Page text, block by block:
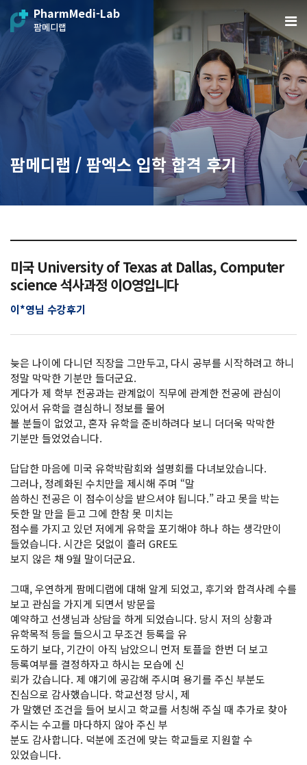
PharmMedi-Lab
팜메디랩
팜메디랩 / 팜엑스 입학 합격 후기
미국 University of Texas at Dallas, Computer
science 석사과정 이O영입니다
이*영님 수강후기
늦은 나이에 다니던 직장을 그만두고, 다시 공부를 시작하려고 하니
정말 막막한 기분만 들더군요.
게다가 제 학부 전공과는 관계없이 직무에 관계한 전공에 관심이
있어서 유학을 결심하니 정보를 물어
볼 분들이 없었고, 혼자 유학을 준비하려다 보니 더더욱 막막한
기분만 들었었습니다.
답답한 마음에 미국 유학박람회와 설명회를 다녀보았습니다.
그러나, 정례화된 수치만을 제시해 주며 “말
씀하신 전공은 이 점수이상을 받으셔야 됩니다.” 라고 못을 박는
듯한 말 만을 듣고 그에 한참 못 미치는
점수를 가지고 있던 저에게 유학을 포기해야 하나 하는 생각만이
들었습니다. 시간은 덧없이 흘러 GRE도
보지 않은 채 9월 말이더군요.
그때, 우연하게 팜메디랩에 대해 알게 되었고, 후기와 합격사례 수를
보고 관심을 가지게 되면서 방문을
예약하고 선생님과 상담을 하게 되었습니다. 당시 저의 상황과
유학목적 등을 들으시고 무조건 등록을 유
도하기 보다, 기간이 아직 남았으니 먼저 토플을 한번 더 보고
등록여부를 결정하자고 하시는 모습에 신
뢰가 갔습니다. 제 얘기에 공감해 주시며 용기를 주신 부분도
진심으로 감사했습니다. 학교선정 당시, 제
가 말했던 조건을 들어 보시고 학교를 서칭해 주실 때 추가로 찾아
주시는 수고를 마다하지 않아 주신 부
분도 감사합니다. 덕분에 조건에 맞는 학교들로 지원할 수
있었습니다.